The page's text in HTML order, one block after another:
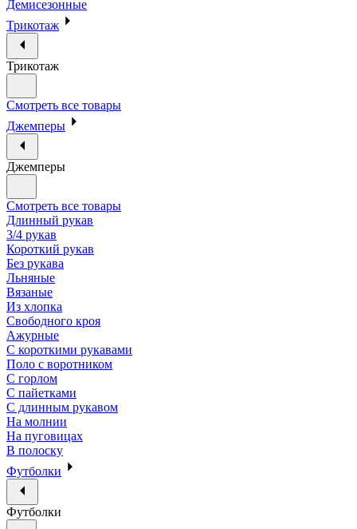
Демисезонные
Трикотаж
Трикотаж
Смотреть все товары
Джемперы
Джемперы
Смотреть все товары
Длинный рукав
3/4 рукав
Короткий рукав
Без рукава
Льняные
Вязаные
Из хлопка
Свободного кроя
Ажурные
С короткими рукавами
Поло с воротником
С горлом
С пайетками
С длинным рукавом
На молнии
На пуговицах
В полоску
Футболки
Футболки